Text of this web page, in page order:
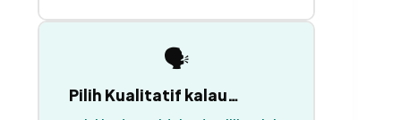
🗣
Pilih Kualitatif kalau…